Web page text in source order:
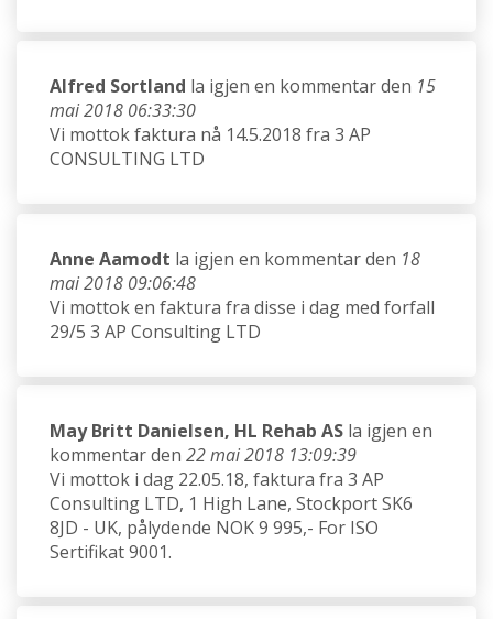
Alfred Sortland la igjen en kommentar den 15
mai 2018 06:33:30
Vi mottok faktura nå 14.5.2018 fra 3 AP
CONSULTING LTD
Anne Aamodt la igjen en kommentar den 18
mai 2018 09:06:48
Vi mottok en faktura fra disse i dag med forfall
29/5 3 AP Consulting LTD
May Britt Danielsen, HL Rehab AS la igjen en
kommentar den 22 mai 2018 13:09:39
Vi mottok i dag 22.05.18, faktura fra 3 AP
Consulting LTD, 1 High Lane, Stockport SK6
8JD - UK, pålydende NOK 9 995,- For ISO
Sertifikat 9001.